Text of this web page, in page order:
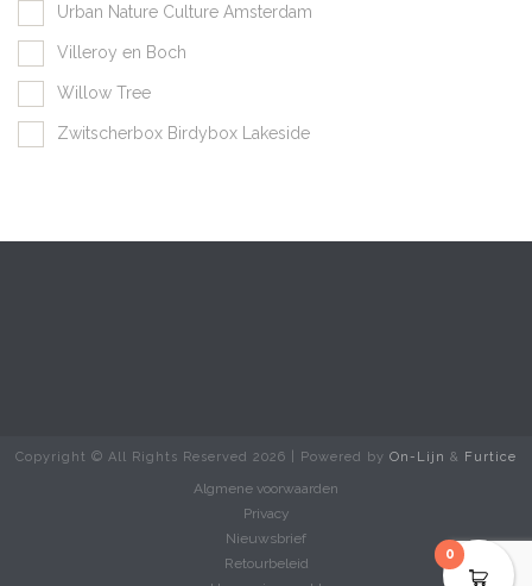
Urban Nature Culture Amsterdam
Villeroy en Boch
Willow Tree
Zwitscherbox Birdybox Lakeside
Copyright © All Rights Reserved 2026 | Powered by On-Lijn & Furtice
Algmene voorwaarden
Privacy
Nieuwsbrief
Retourbeleid
0